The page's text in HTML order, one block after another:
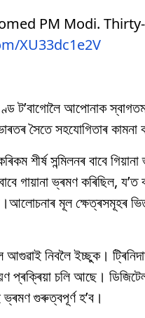
PM Modi.
XU33dc1e2V
ট’বাগোলৈ আপোনাক
সৈতে সহযোগিতাৰ কামনা
শীৰ্ষ সন্মিলনৰ বাবে
গায়ানা ভ্ৰমণ কৰিছিল,
মূল
নিবলৈ ইচ্ছুক।
চলি আছে।
ভ্ৰমণ গুৰুত্বপূৰ্ণ হ’ব।